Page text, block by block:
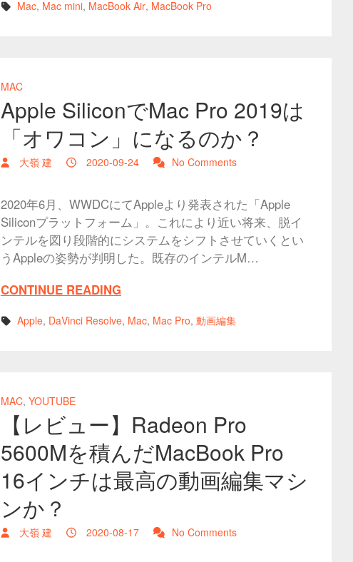
Mac, Mac mini, MacBook Air, MacBook Pro
MAC
Apple SiliconでMac Pro 2019は
「オワコン」になるのか？
大嶺 建 2020-09-24 No Comments
2020年6月、WWDCにてAppleより発表された「Apple
Siliconプラットフォーム」。これにより近い将来、脱イ
ンテルを図り段階的にシステムをシフトさせていくとい
うAppleの姿勢が判明した。既存のインテルM…
CONTINUE READING
Apple, DaVinci Resolve, Mac, Mac Pro, 動画編集
MAC, YOUTUBE
【レビュー】Radeon Pro
5600Mを積んだMacBook Pro
16インチは最高の動画編集マシ
ンか？
大嶺 建 2020-08-17 No Comments